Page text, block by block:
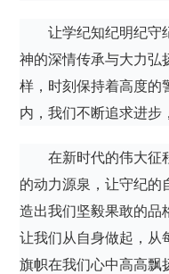
让学纪知纪明纪守
神的深情传承与大力弘
样，时刻保持着高度的
内，我们不断追求进步
在新时代的伟大征
的动力源泉，让守纪的
造出我们坚毅果敢的品
让我们从自身做起，从
旗帜在我们心中高高飘